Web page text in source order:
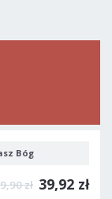
Bóg
zł 39,92 zł